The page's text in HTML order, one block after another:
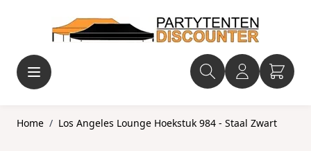
Home / Los Angeles Lounge Hoekstuk 984 - Staal Zwart